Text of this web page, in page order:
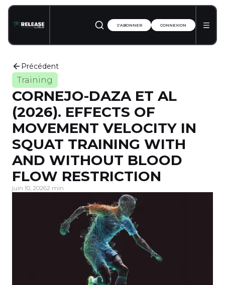
S'ABONNER CONNEXION
Précédent
Training
CORNEJO-DAZA ET AL
(2026). EFFECTS OF
MOVEMENT VELOCITY IN
SQUAT TRAINING WITH
AND WITHOUT BLOOD
FLOW RESTRICTION
juin 10, 20262 min